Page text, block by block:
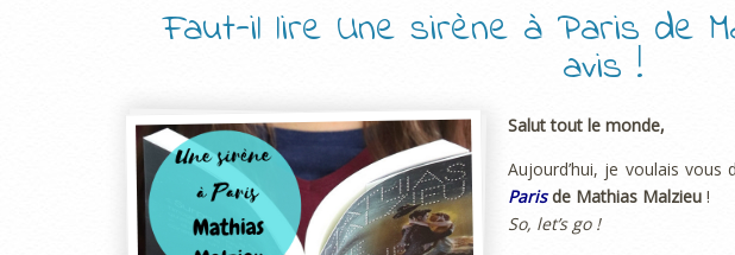
Faut-il lire Une sirène à Paris de
avis !
Salut tout le monde,
Aujourd’hui, je voulais
Parisde Mathias Malzieu !
So, let’s go !